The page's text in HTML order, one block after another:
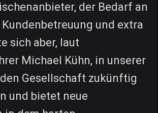
der Bedarf an
und extra
sich aber, laut
Michael Kühn, in unserer
Gesellschaft zukünftig
und bietet neue